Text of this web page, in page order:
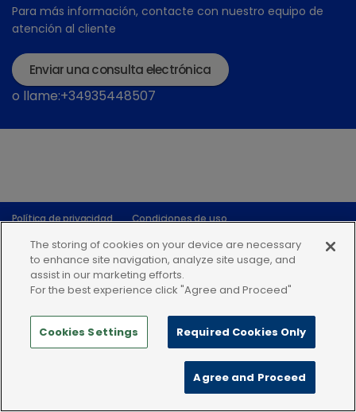
Para más información, contacte con nuestro equipo de
atención al cliente
Enviar una consulta electrónica
o llame:+34935448507
Política de privacidad
Condiciones de uso
Política de Cookies
The storing of cookies on your device are necessary
to enhance site navigation, analyze site usage, and
assist in our marketing efforts.
For the best experience click "Agree and Proceed"
Cookies Settings Required Cookies Only
Agree and Proceed